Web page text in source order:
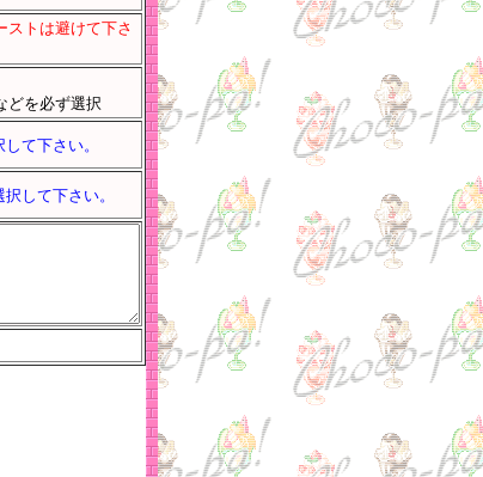
トは避けて下さ
どを必ず選択
て下さい。
して下さい。